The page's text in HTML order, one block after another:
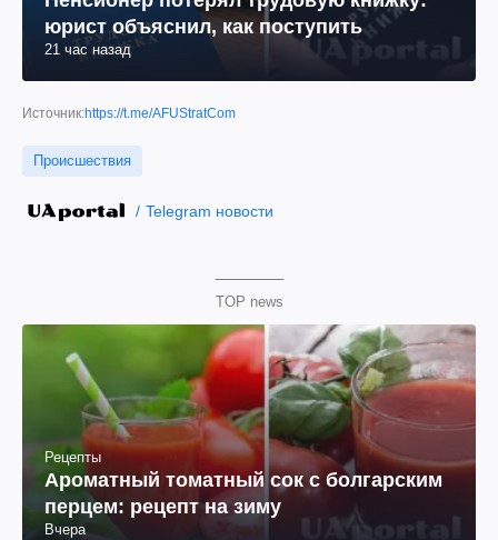
юрист объяснил, как поступить
21 час назад
Источник:https://t.me/AFUStratCom
Происшествия
Telegram новости
TOP news
Рецепты
Ароматный томатный сок с болгарским
перцем: рецепт на зиму
Вчера